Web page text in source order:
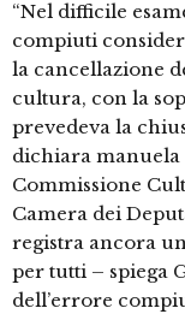
“Nel difficile
compiuti
la cancellazione
cultura, con la
prevedeva la
dichiara manuela
Commissione
Camera dei
registra ancora
per tutti – spiega
dell’errore